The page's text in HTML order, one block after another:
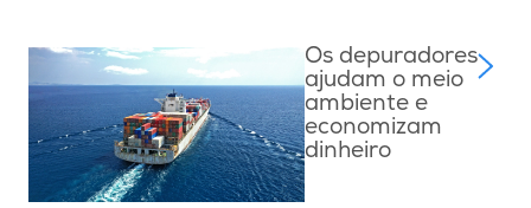
Os depuradores
ajudam o meio
ambiente e
economizam
dinheiro